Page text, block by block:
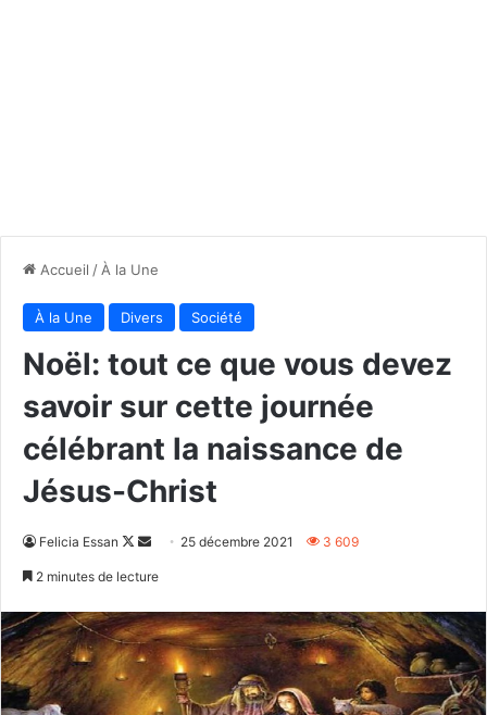
Accueil / À la Une
À la Une Divers Société
Noël: tout ce que vous devez
savoir sur cette journée
célébrant la naissance de
Jésus-Christ
Felicia Essan
Follow
Envoyer25 décembre 2021 3 609
2 minutes de lecture